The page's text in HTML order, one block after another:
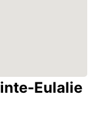
Eulalie